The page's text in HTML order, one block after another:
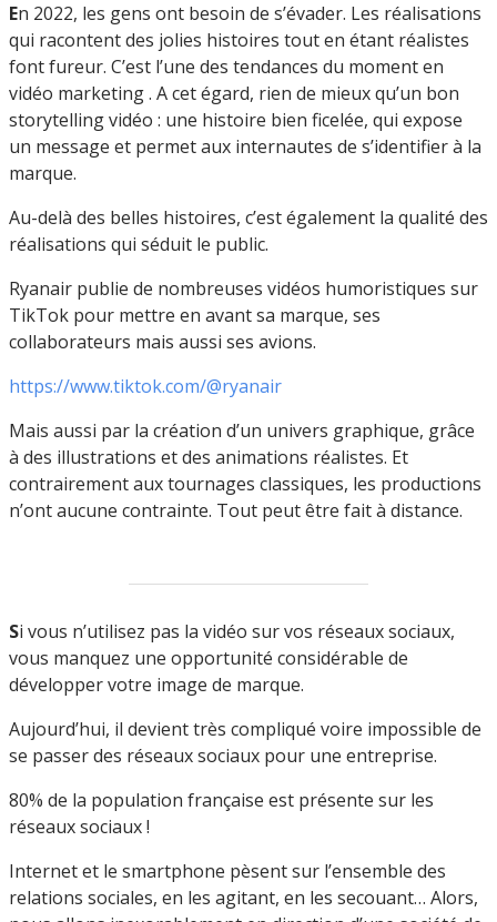
En 2022, les gens ont besoin de s’évader. Les réalisations
qui racontent des jolies histoires tout en étant réalistes
font fureur. C’est l’une des tendances du moment en
vidéo marketing . A cet égard, rien de mieux qu’un bon
storytelling vidéo : une histoire bien ficelée, qui expose
un message et permet aux internautes de s’identifier à la
marque.
Au-delà des belles histoires, c’est également la qualité des
réalisations qui séduit le public.
Ryanair publie de nombreuses vidéos humoristiques sur
TikTok pour mettre en avant sa marque, ses
collaborateurs mais aussi ses avions.
https://www.tiktok.com/@ryanair
Mais aussi par la création d’un univers graphique, grâce
à des illustrations et des animations réalistes. Et
contrairement aux tournages classiques, les productions
n’ont aucune contrainte. Tout peut être fait à distance.
Si vous n’utilisez pas la vidéo sur vos réseaux sociaux,
vous manquez une opportunité considérable de
développer votre image de marque.
Aujourd’hui, il devient très compliqué voire impossible de
se passer des réseaux sociaux pour une entreprise.
80% de la population française est présente sur les
réseaux sociaux !
Internet et le smartphone pèsent sur l’ensemble des
relations sociales, en les agitant, en les secouant… Alors,